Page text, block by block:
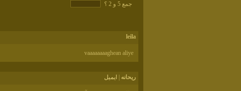
جمع 5 و 2 ؟
leila
vaaaaaaaaghean aliye
ریحانه ايميل